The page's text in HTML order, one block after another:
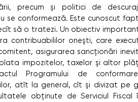
precum şi politici de
se conformează. Este cunoscut
să o tratezi. Un obiectiv important
contribuabililor oneşti, care
asigurarea sancţionări
impozitelor, taxelor şi altor
Programului de
atît la general, cît şi divizat pe
obţinute de Serviciul Fiscal